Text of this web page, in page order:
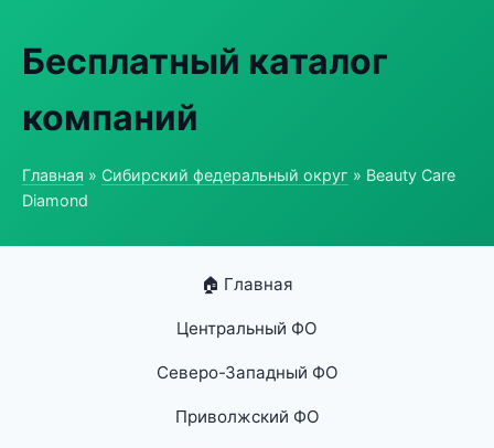
Бесплатный каталог
компаний
Главная » Сибирский федеральный округ » Beauty Care
Diamond
🏠 Главная
Центральный ФО
Северо-Западный ФО
Приволжский ФО